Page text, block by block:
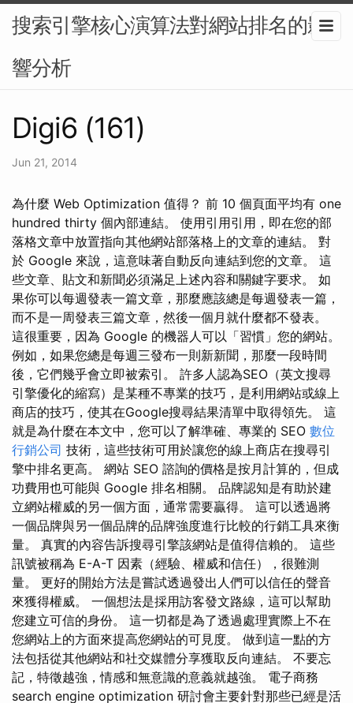
搜索引擎核心演算法對網站排名的影
響分析
Digi6 (161)
Jun 21, 2014
為什麼 Web Optimization 值得？ 前 10 個頁面平均有 one
hundred thirty 個內部連結。 使用引用引用，即在您的部
落格文章中放置指向其他網站部落格上的文章的連結。 對
於 Google 來說，這意味著自動反向連結到您的文章。 這
些文章、貼文和新聞必須滿足上述內容和關鍵字要求。 如
果你可以每週發表一篇文章，那麼應該總是每週發表一篇，
而不是一周發表三篇文章，然後一個月就什麼都不發表。
這很重要，因為 Google 的機器人可以「習慣」您的網站。
例如，如果您總是每週三發布一則新新聞，那麼一段時間
後，它們幾乎會立即被索引。 許多人認為SEO（英文搜尋
引擎優化的縮寫）是某種不專業的技巧，是利用網站或線上
商店的技巧，使其在Google搜尋結果清單中取得領先。 這
就是為什麼在本文中，您可以了解準確、專業的 SEO 數位
行銷公司 技術，這些技術可用於讓您的線上商店在搜尋引
擎中排名更高。 網站 SEO 諮詢的價格是按月計算的，但成
功費用也可能與 Google 排名相關。 品牌認知是有助於建
立網站權威的另一個方面，通常需要贏得。 這可以透過將
一個品牌與另一個品牌的品牌強度進行比較的行銷工具來衡
量。 真實的內容告訴搜尋引擎該網站是值得信賴的。 這些
訊號被稱為 E-A-T 因素（經驗、權威和信任），很難測
量。 更好的開始方法是嘗試透過發出人們可以信任的聲音
來獲得權威。 一個想法是採用訪客發文路線，這可以幫助
您建立可信的身份。 這一切都是為了透過處理實際上不在
您網站上的方面來提高您網站的可見度。 做到這一點的方
法包括從其他網站和社交媒體分享獲取反向連結。 不要忘
記，特徵越強，情感和無意識的意義就越強。 電子商務
search engine optimization 研討會主要針對那些已經是活